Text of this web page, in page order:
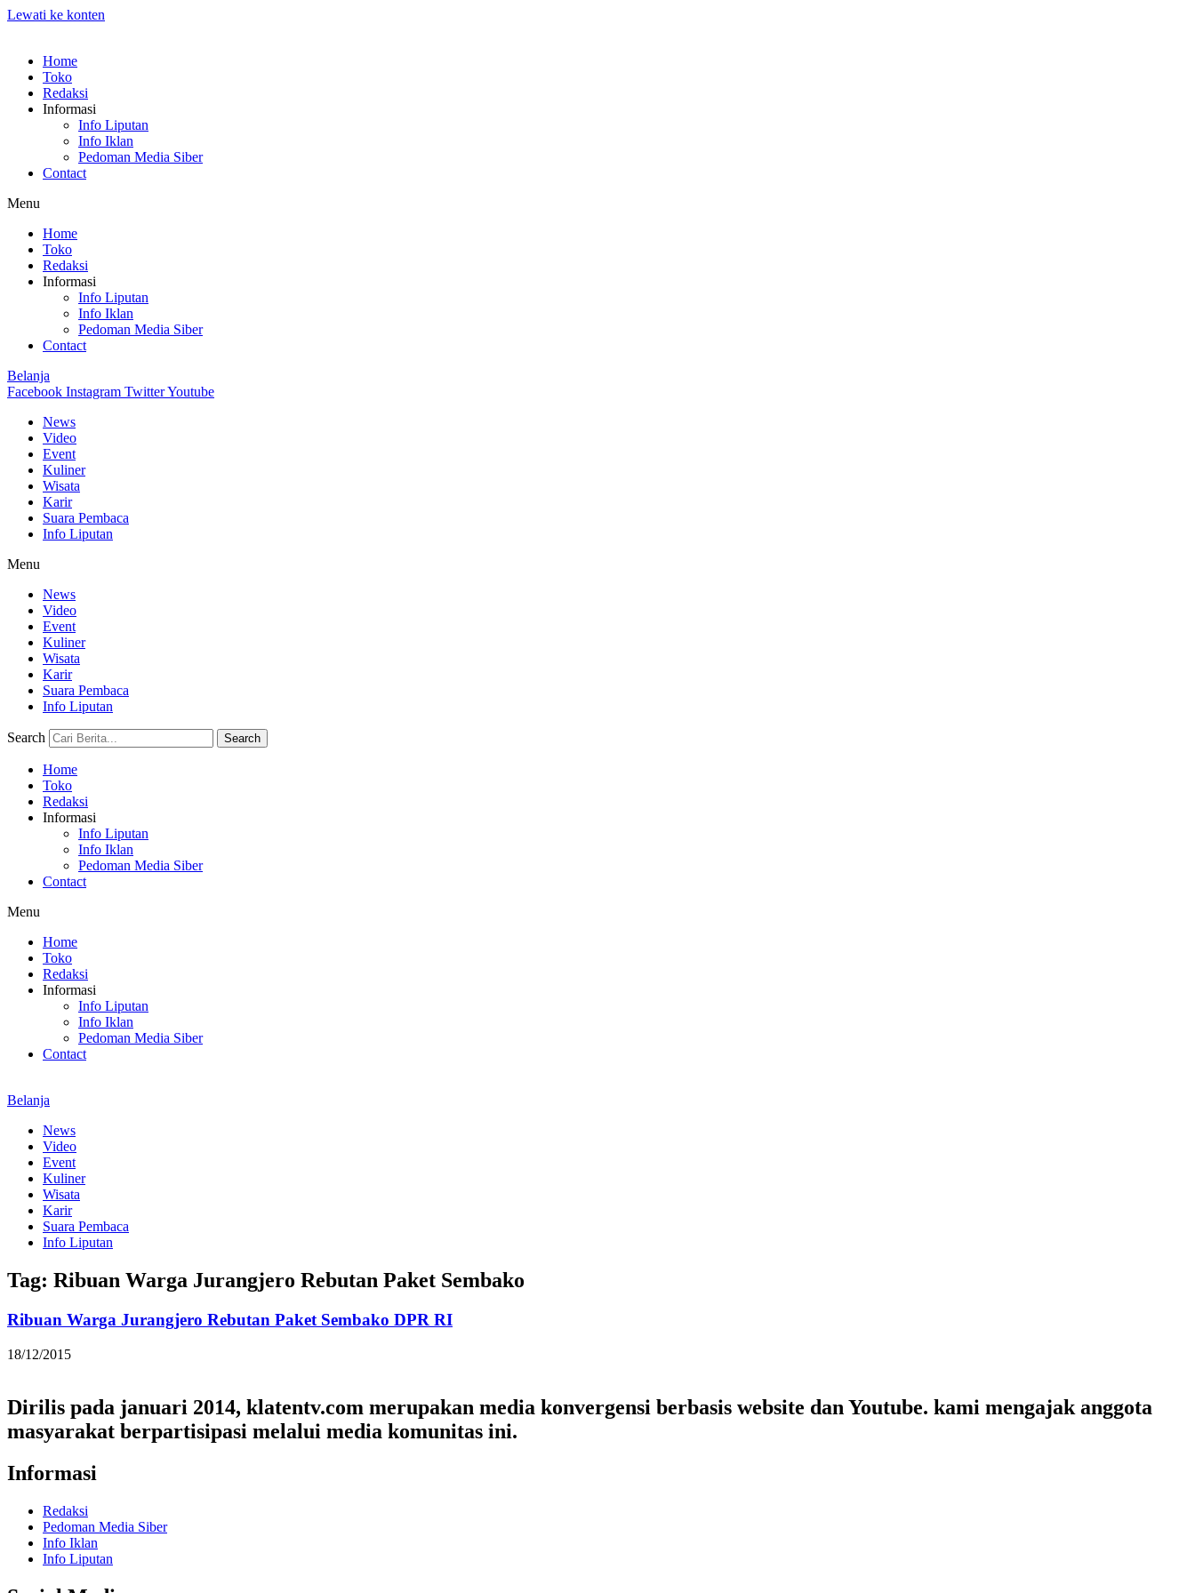
Lewati ke konten
Home
Toko
Redaksi
Informasi
Info Liputan
Info Iklan
Pedoman Media Siber
Contact
Menu
Home
Toko
Redaksi
Informasi
Info Liputan
Info Iklan
Pedoman Media Siber
Contact
Belanja
Facebook Instagram TwitterYoutube
News
Video
Event
Kuliner
Wisata
Karir
Suara Pembaca
Info Liputan
Menu
News
Video
Event
Kuliner
Wisata
Karir
Suara Pembaca
Info Liputan
Search Search
Home
Toko
Redaksi
Informasi
Info Liputan
Info Iklan
Pedoman Media Siber
Contact
Menu
Home
Toko
Redaksi
Informasi
Info Liputan
Info Iklan
Pedoman Media Siber
Contact
Belanja
News
Video
Event
Kuliner
Wisata
Karir
Suara Pembaca
Info Liputan
Tag: Ribuan Warga Jurangjero Rebutan Paket Sembako
Ribuan Warga Jurangjero Rebutan Paket Sembako DPR RI
18/12/2015
Dirilis pada januari 2014, klatentv.com merupakan media konvergensi berbasis website dan Youtube. kami mengajak anggota
masyarakat berpartisipasi melalui media komunitas ini.
Informasi
Redaksi
Pedoman Media Siber
Info Iklan
Info Liputan